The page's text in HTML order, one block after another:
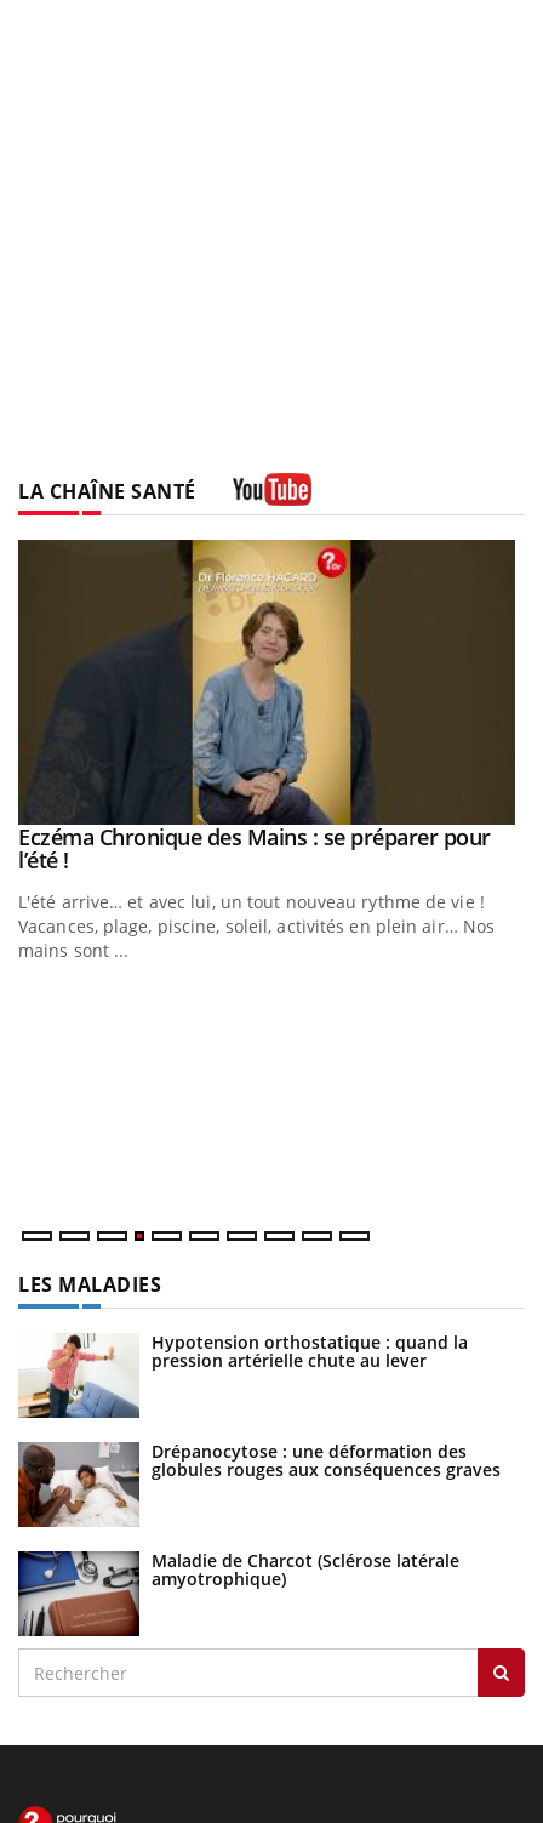
LA CHAÎNE SANTÉ
Youtube
Eczéma Chronique des Mains : se préparer pour
l’été !Youtube
L'été arrive… et avec lui, un tout nouveau rythme de vie !
Vacances, plage, piscine, soleil, activités en plein air… Nos
mains sont ...
LES MALADIES
Hypotension orthostatique : quand la
pression artérielle chute au lever
Drépanocytose : une déformation des
globules rouges aux conséquences graves
Maladie de Charcot (Sclérose latérale
amyotrophique)